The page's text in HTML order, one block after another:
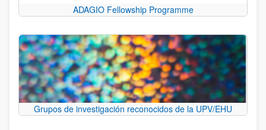
ADAGIO Fellowship Programme
Grupos de investigación reconocidos de la UPV/EHU